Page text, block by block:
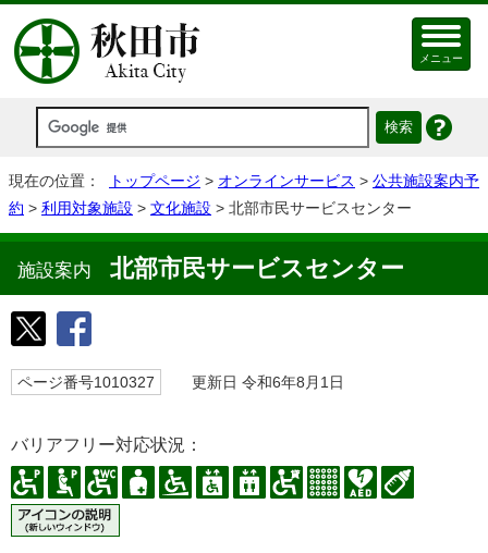
メニュー
現在の位置： トップページ > オンラインサービス > 公共施設案内予
約 > 利用対象施設 > 文化施設 > 北部市民サービスセンター
施設案内 北部市民サービスセンター
ページ番号1010327 更新日 令和6年8月1日
バリアフリー対応状況：